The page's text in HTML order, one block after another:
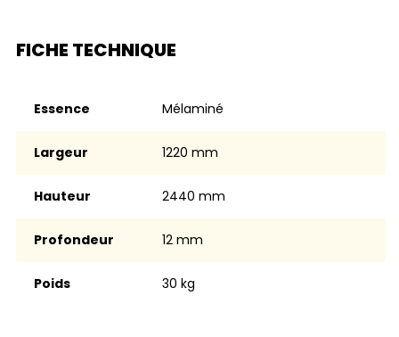
FICHE TECHNIQUE
Essence Mélaminé
Largeur 1220 mm
Hauteur 2440 mm
Profondeur 12 mm
Poids 30 kg